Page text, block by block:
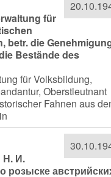
für
betr. die
Bestände des
für Volksbildung,
Oberstleutnant
Fahnen aus
Н. И.
розыске